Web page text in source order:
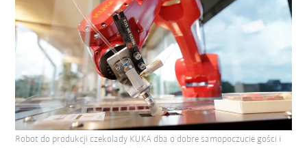
Robot do produkcji czekolady KUKA dba o dobre samopoczucie gości i